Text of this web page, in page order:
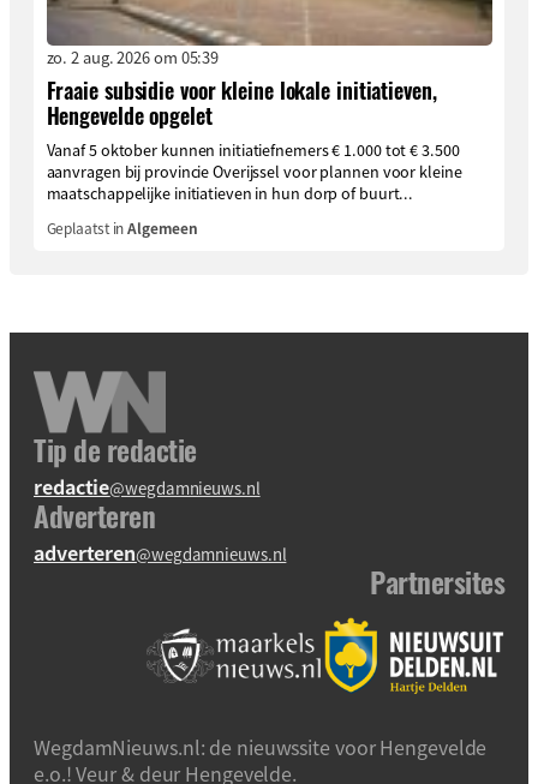
zo. 2 aug. 2026 om 05:39
Fraaie subsidie voor kleine lokale initiatieven,
Hengevelde opgelet
Vanaf 5 oktober kunnen initiatiefnemers € 1.000 tot € 3.500
aanvragen bij provincie Overijssel voor plannen voor kleine
maatschappelijke initiatieven in hun dorp of buurt...
Geplaatst inAlgemeen
Tip de redactie
redactie@wegdamnieuws.nl
Adverteren
adverteren@wegdamnieuws.nl
Partnersites
WegdamNieuws.nl: de nieuwssite voor Hengevelde
e.o.! Veur & deur Hengevelde.